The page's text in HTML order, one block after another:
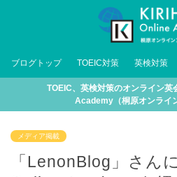
ブログトップ TOEIC対策 英検対策
TOEIC、英検対策のオンライン
Academy（桐原オンライ
メディア掲載
「LenonBlog」さん